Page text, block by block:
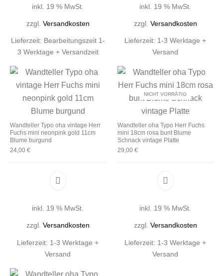
inkl. 19 % MwSt.
zzgl. Versandkosten
Lieferzeit: Bearbeitungszeit 1-
3 Werktage + Versandzeit
inkl. 19 % MwSt.
zzgl. Versandkosten
Lieferzeit: 1-3 Werktage +
Versand
Wandteller Typo oha vintage Herr
Fuchs mini neonpink gold 11cm
Blume burgund
24,00 €
inkl. 19 % MwSt.
zzgl. Versandkosten
Lieferzeit: 1-3 Werktage +
Versand
NICHT VORRÄTIG
Wandteller oha Typo Herr Fuchs
mini 18cm rosa bunt Blume
Schnack vintage Platte
29,00 €
inkl. 19 % MwSt.
zzgl. Versandkosten
Lieferzeit: 1-3 Werktage +
Versand